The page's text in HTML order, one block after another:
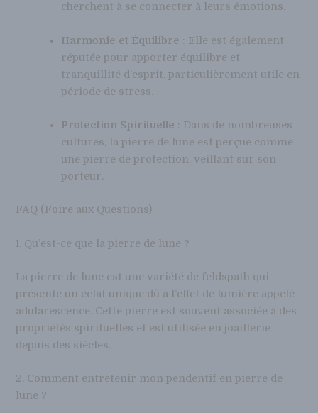
cherchent à se connecter à leurs émotions.
Harmonie et Équilibre : Elle est également
réputée pour apporter équilibre et
tranquillité d’esprit, particulièrement utile en
période de stress.
Protection Spirituelle : Dans de nombreuses
cultures, la pierre de lune est perçue comme
une pierre de protection, veillant sur son
porteur.
FAQ (Foire aux Questions)
1. Qu’est-ce que la pierre de lune ?
La pierre de lune est une variété de feldspath qui
présente un éclat unique dû à l’effet de lumière appelé
adularescence. Cette pierre est souvent associée à des
propriétés spirituelles et est utilisée en joaillerie
depuis des siècles.
2. Comment entretenir mon pendentif en pierre de
lune ?